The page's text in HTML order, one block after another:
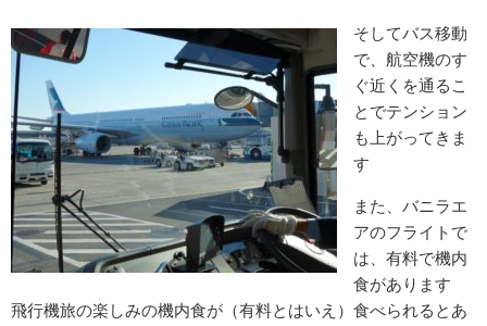
そしてバス移動
で、航空機のす
ぐ近くを通るこ
とでテンション
も上がってきま
す
また、バニラエ
アのフライトで
は、有料で機内
食があります
飛行機旅の楽しみの機内食が（有料とはいえ）食べられるとあ